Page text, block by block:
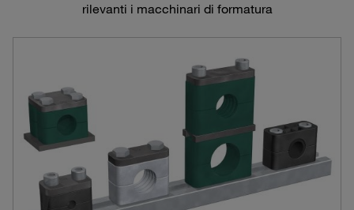
rilevanti i macchinari di formatura